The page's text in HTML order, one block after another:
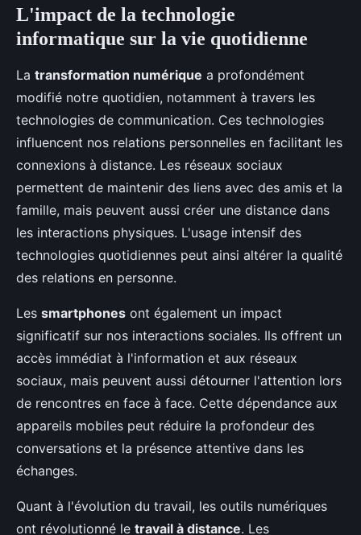
L'impact de la technologie
informatique sur la vie quotidienne
La transformation numérique a profondément
modifié notre quotidien, notamment à travers les
technologies de communication. Ces technologies
influencent nos relations personnelles en facilitant les
connexions à distance. Les réseaux sociaux
permettent de maintenir des liens avec des amis et la
famille, mais peuvent aussi créer une distance dans
les interactions physiques. L'usage intensif des
technologies quotidiennes peut ainsi altérer la qualité
des relations en personne.
Les smartphones ont également un impact
significatif sur nos interactions sociales. Ils offrent un
accès immédiat à l'information et aux réseaux
sociaux, mais peuvent aussi détourner l'attention lors
de rencontres en face à face. Cette dépendance aux
appareils mobiles peut réduire la profondeur des
conversations et la présence attentive dans les
échanges.
Quant à l'évolution du travail, les outils numériques
ont révolutionné le travail à distance. Les